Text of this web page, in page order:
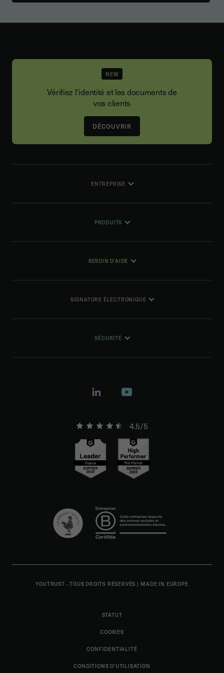
signature et de prouver la transaction.
NEW
Vérifiez l'identité et les documents de
vos clients
DÉCOUVRIR
ENTREPRISE
PRODUITS
BESOIN D'AIDE
SIGNATURE ÉLECTRONIQUE
SÉCURITÉ
4.5/5
YOUTRUST - TOUS DROITS RÉSERVÉS | MADE IN EUROPE
STATUT
COOKIES
CONFIDENTIALITÉ
CONDITIONS D'UTILISATION